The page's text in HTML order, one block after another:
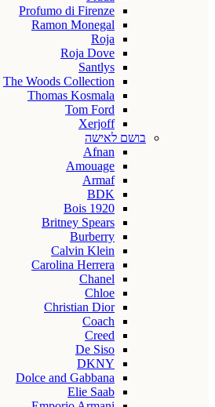
Profumo di Firenze
Ramon Monegal
Roja
Roja Dove
Santlys
The Woods Collection
Thomas Kosmala
Tom Ford
Xerjoff
בושם לאישה
Afnan
Amouage
Armaf
BDK
Bois 1920
Britney Spears
Burberry
Calvin Klein
Carolina Herrera
Chanel
Chloe
Christian Dior
Coach
Creed
De Siso
DKNY
Dolce and Gabbana
Elie Saab